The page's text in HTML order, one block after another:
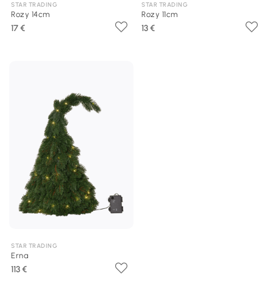
STAR TRADING
Rozy 14cm
17 €
STAR TRADING
Rozy 11cm
13 €
STAR TRADING
Erna
113 €